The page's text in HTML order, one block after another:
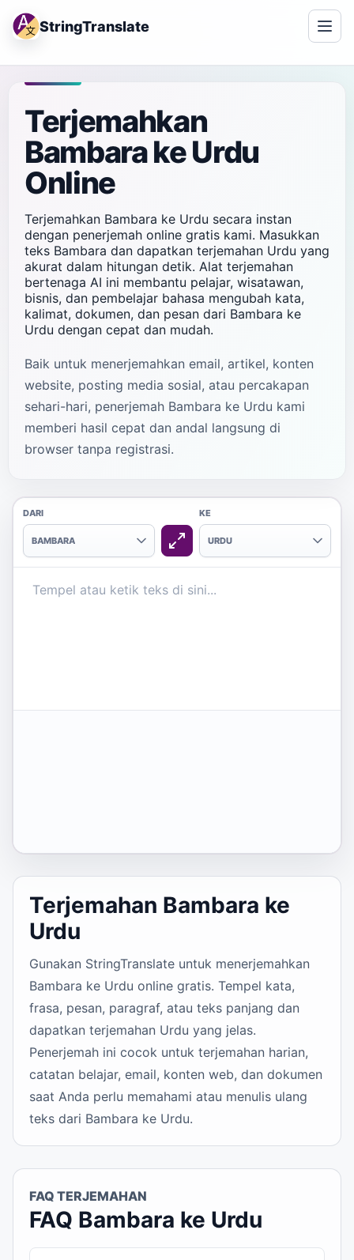
StringTranslate
Terjemahkan
Bambara ke Urdu
Online
Terjemahkan Bambara ke Urdu secara instan
dengan penerjemah online gratis kami. Masukkan
teks Bambara dan dapatkan terjemahan Urdu yang
akurat dalam hitungan detik. Alat terjemahan
bertenaga AI ini membantu pelajar, wisatawan,
bisnis, dan pembelajar bahasa mengubah kata,
kalimat, dokumen, dan pesan dari Bambara ke
Urdu dengan cepat dan mudah.
Baik untuk menerjemahkan email, artikel, konten
website, posting media sosial, atau percakapan
sehari-hari, penerjemah Bambara ke Urdu kami
memberi hasil cepat dan andal langsung di
browser tanpa registrasi.
DARI
BAMBARA
KE
URDU
Terjemahan Bambara ke
Urdu
Gunakan StringTranslate untuk menerjemahkan
Bambara ke Urdu online gratis. Tempel kata,
frasa, pesan, paragraf, atau teks panjang dan
dapatkan terjemahan Urdu yang jelas.
Penerjemah ini cocok untuk terjemahan harian,
catatan belajar, email, konten web, dan dokumen
saat Anda perlu memahami atau menulis ulang
teks dari Bambara ke Urdu.
FAQ TERJEMAHAN
FAQ Bambara ke Urdu